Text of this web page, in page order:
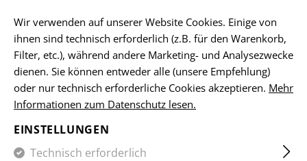
HOME KLEIDUNG KOPFBEDECKUNGEN KAPPEN
OFF DUTY CAP
Wir verwenden auf unserer Website Cookies. Einige von
ihnen sind technisch erforderlich (z.B. für den Warenkorb,
Filter, etc.), während andere Marketing- und Analysezwecke
dienen. Sie können entweder alle (unsere Empfehlung)
oder nur technisch erforderliche Cookies akzeptieren. Mehr
Informationen zum Datenschutz lesen.
EINSTELLUNGEN
Technisch erforderlich